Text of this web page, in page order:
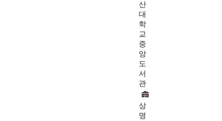
산
대
학
교
중
앙
도
서
관
상
명